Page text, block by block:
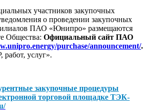
участников закупочных
о проведении закупочных
ПАО «Юнипро» размещаются
Общества: Официальный сайт ПАО
purchase/announcement/.
услуг».
закупочные процедуры
торговой площадке ТЭК-